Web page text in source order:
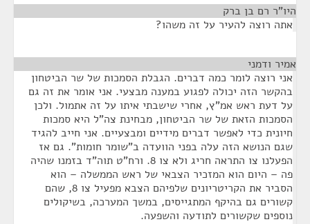
היו"ר רם בן ברק
אתה רוצה להעיר על זה משהו?
אמיר ודמני
אני רוצה לומר כמה דברים. הגבלת הסמכות של שר הביטחון
בהקשר הזה יכולה לפגוע במענה מבצעי. אני אומר את זה גם
על דעת ראש אמ"ץ, אחרי שישבתי איתו על זה אתמול. ולכן
הסמכות הזאת של שר הביטחון, מבחינת צה"ל היא סמכות
חיונית כדי לאפשר דברים מידיים ומבצעיים. אני חייב להגיד
שגם הנושא הזה עלה בפני הוועדה ב"שומר חומות". גם אז
הפעלנו צו התראה חריג ולא צו 8. ורח"ט תוה"ד בזמנו שהיה
פה – היום הוא המזכיר הצבאי של ראש הממשלה – הוא
הסביר את הקריטריונים שלפיהם הצבא מפעיל צו 8, שהם
קשורים גם בהיקף המתגייסים, במשך המערכה, בשיקולים
נוספים שקשורים לתודעה והשפעה.